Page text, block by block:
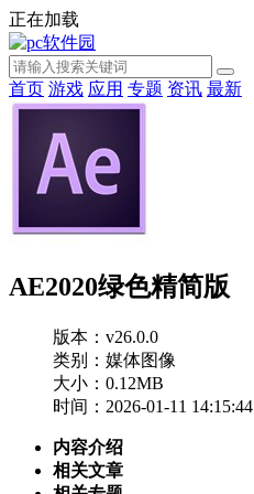
正在加载
首页 游戏 应用 专题 资讯 最新
AE2020绿色精简版
版本：v26.0.0
类别：媒体图像
大小：0.12MB
时间：2026-01-11 14:15:44
内容介绍
相关文章